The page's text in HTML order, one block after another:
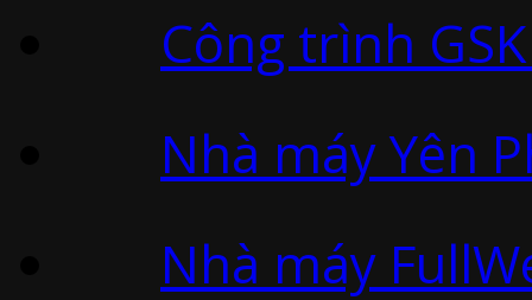
Công trình
Nhà máy Yên
Nhà máy